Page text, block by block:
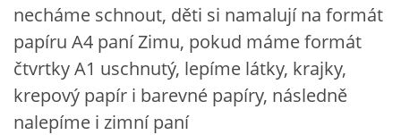
VZDĚLÁVACÍ BLOK BŘEZEN
VZDĚLÁVACÍ BLOK DUBEN
VÝTVARNÉ TECHNIKY
necháme schnout, děti si namalují na formát
papíru A4 paní Zimu, pokud máme formát
čtvrtky A1 uschnutý, lepíme látky, krajky,
krepový papír i barevné papíry, následně
nalepíme i zimní paní